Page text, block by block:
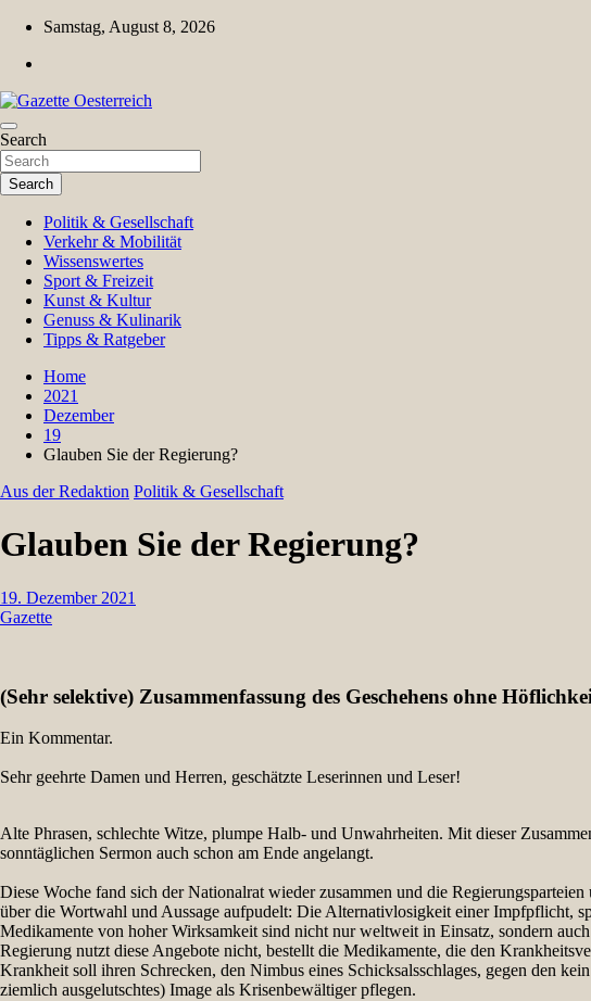
Skip
content
Samstag, August 8, 2026
Gazette Oesterreich
Magazin für Freizeit, Politik, Kultur & Wissenschaft
Search
Search
Politik & Gesellschaft
Verkehr & Mobilität
Wissenswertes
Sport & Freizeit
Kunst & Kultur
Genuss & Kulinarik
Tipps & Ratgeber
Home
2021
Dezember
19
Glauben Sie der Regierung?
Aus der Redaktion Politik & Gesellschaft
Glauben Sie der Regierung?
19. Dezember 2021
Gazette
(Sehr selektive) Zusammenfassung des Geschehens ohne
Ein Kommentar.
Sehr geehrte Damen und Herren, geschätzte Leserinnen und Leser!
Alte Phrasen, schlechte Witze, plumpe Halb- und Unwahrheiten. Mit dieser
sonntäglichen Sermon auch schon am Ende angelangt.
Diese Woche fand sich der Nationalrat wieder zusammen und die
über die Wortwahl und Aussage aufpudelt: Die Alternativlosigkeit einer Impfpflicht,
Medikamente von hoher Wirksamkeit sind nicht nur weltweit in Einsatz, sondern
Regierung nutzt diese Angebote nicht, bestellt die Medikamente, die den
Krankheit soll ihren Schrecken, den Nimbus eines Schicksalsschlages, gegen den
ziemlich ausgelutschtes) Image als Krisenbewältiger pflegen.